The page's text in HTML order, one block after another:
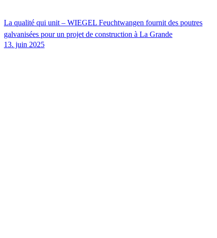
La qualité qui unit – WIEGEL Feuchtwangen fournit des poutres
galvanisées pour un projet de construction à La Grande
13. juin 2025